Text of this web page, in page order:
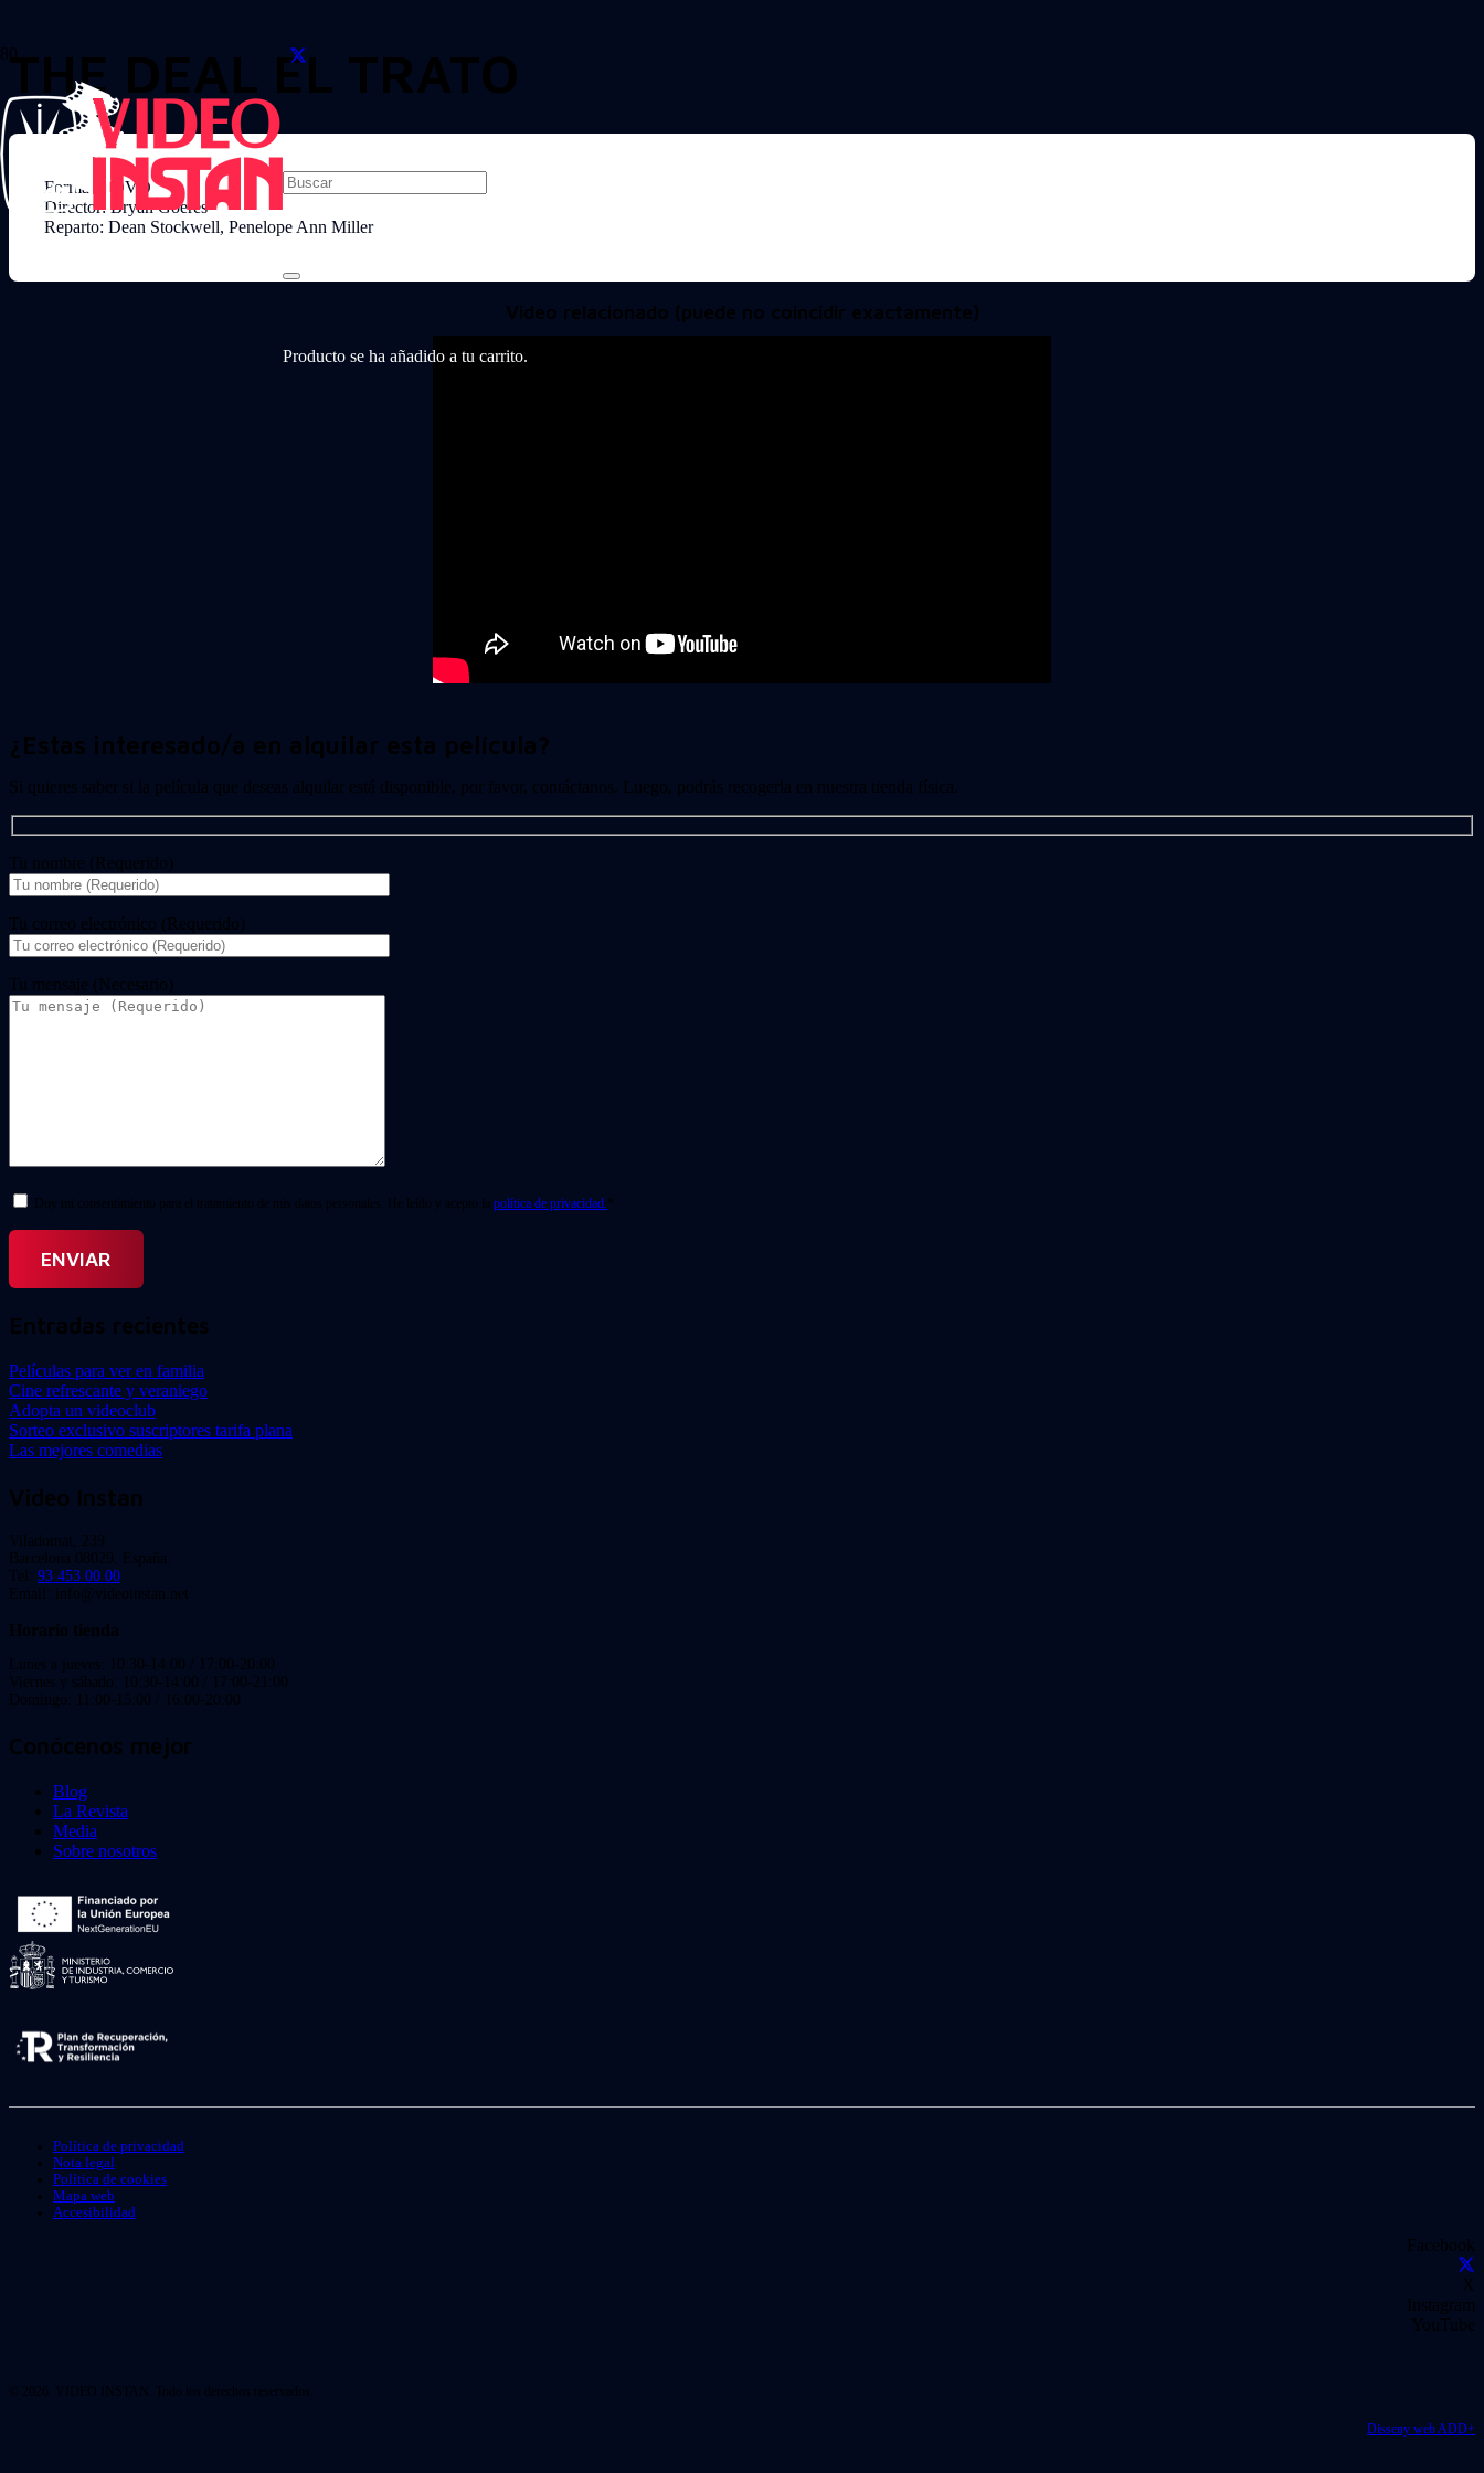
Producto se ha añadido a tu carrito.
THE DEAL EL TRATO
Formato: DVD
Director: Bryan Goeres
Reparto: Dean Stockwell, Penelope Ann Miller
Video relacionado (puede no coincidir exactamente)
¿Estas interesado/a en alquilar esta película?
Si quieres saber si la película que deseas alquilar está disponible, por favor, contáctanos. Luego, podrás recogerla en nuestra tienda física.
Tu nombre (Requerido)
Tu correo electrónico (Requerido)
Tu mensaje (Necesario)
Doy mi consentimiento para el tratamiento de mis datos personales. He leído y acepto la política de privacidad. *
Entradas recientes
Películas para ver en familia
Cine refrescante y veraniego
Adopta un videoclub
Sorteo exclusivo suscriptores tarifa plana
Las mejores comedias
Video Instan
Viladomat, 239
Barcelona 08029. España.
Tel: 93 453 00 00
Email: info@videoinstan.net
Horario tienda
Lunes a jueves: 10:30-14:00 / 17:00-20:00
Viernes y sábado: 10:30-14:00 / 17:00-21:00
Domingo: 11:00-15:00 / 16:00-20:00
Conócenos mejor
Blog
La Revista
Media
Sobre nosotros
Política de privacidad
Nota legal
Política de cookies
Mapa web
Accesibilidad
Facebook
X
Instagram
YouTube
© 2026. VIDEO INSTAN. Todo los derechos reservados.
Disseny web ADD+